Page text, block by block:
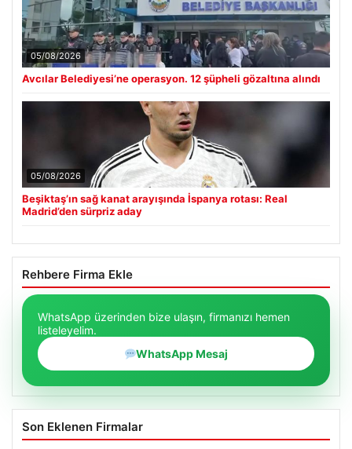
05/08/2026
Avcılar Belediyesi’ne operasyon. 12 şüpheli gözaltına alındı
05/08/2026
Beşiktaş’ın sağ kanat arayışında İspanya rotası: Real
Madrid’den sürpriz aday
Rehbere Firma Ekle
WhatsApp üzerinden bize ulaşın, firmanızı hemen
listeleyelim.
WhatsApp Mesaj
Son Eklenen Firmalar